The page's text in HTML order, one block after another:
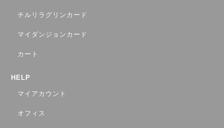
チルリラグリンカード
マイダンジョンカード
カート
HELP
マイアカウント
オフィス